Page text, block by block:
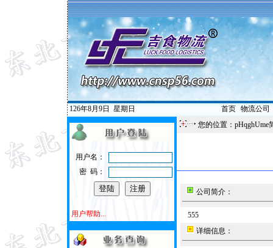
126年8月9日 星期日 首页| 物流公司
用户名：
密 码：
用户帮助...
您的位置：pHqghUme
公司简介：
555
详细信息：